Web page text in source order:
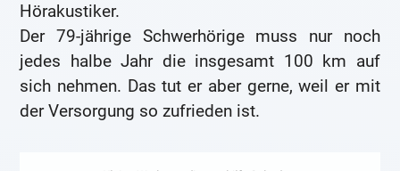
Hörakustiker.
Der 79-jährige Schwerhörige muss nur noch
jedes halbe Jahr die insgesamt 100 km auf
sich nehmen. Das tut er aber gerne, weil er mit
der Versorgung so zufrieden ist.